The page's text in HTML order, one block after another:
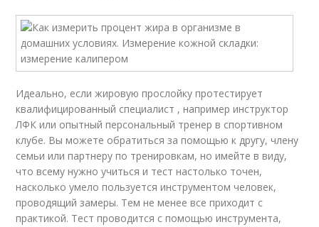
Идеально, если жировую прослойку протестирует
квалифицированный специалист , например инструктор
ЛФК или опытный персональный тренер в спортивном
клубе. Вы можете обратиться за помощью к другу, члену
семьи или партнеру по тренировкам, но имейте в виду,
что всему нужно учиться и тест настолько точен,
насколько умело пользуется инструментом человек,
проводящий замеры. Тем не менее все приходит с
практикой. Тест проводится с помощью инструмента,